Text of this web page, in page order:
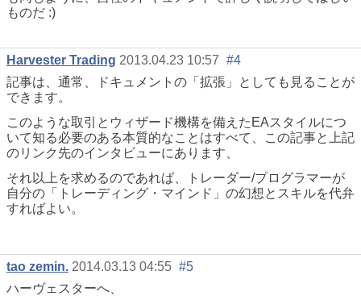
ものだ :)
Harvester Trading 2013.04.23 10:57 #4
記事は、通常、ドキュメントの「拡張」としても見ることが
できます。
このような取引とウィザード機構を備えたEAスタイルにつ
いて知る必要のある本質的なことはすべて、この記事と上記
のリンク先のインタビューにあります、
それ以上を求めるのであれば、トレーダー/プログラマーが
自分の「トレーディング・マインド」の幻想とスキルを代弁
すればよい。
tao zemin. 2014.03.13 04:55 #5
ハーヴェスターへ、